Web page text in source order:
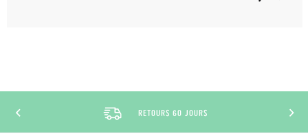
RETOURS 60 JOURS